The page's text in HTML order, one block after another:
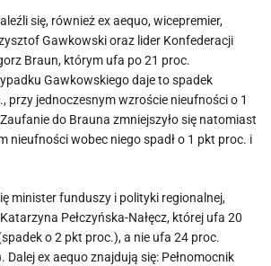
się, również ex aequo, wicepremier,
Gawkowski oraz lider Konfederacji
Braun, którym ufa po 21 proc.
Gawkowskiego daje to spadek
przy jednoczesnym wzroście nieufności o 1
do Brauna zmniejszyło się natomiast
nieufności wobec niego spadł o 1 pkt proc. i
minister funduszy i polityki regionalnej,
Pełczyńska-Nałęcz, której ufa 20
o 2 pkt proc.), a nie ufa 24 proc.
ex aequo znajdują się: Pełnomocnik